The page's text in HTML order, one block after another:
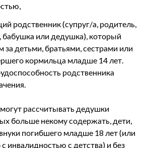
родственник (супруг/а, родитель,
бабушка или дедушка), который
за детьми, братьями, сестрами или
кормильца младше 14 лет.
родственника
рассчитывать дедушки
больше некому содержать, дети,
погибшего младше 18 лет (или
инвалидностью с детства) и без